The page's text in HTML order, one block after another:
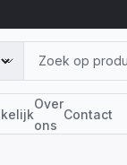
Over
ons
Contact